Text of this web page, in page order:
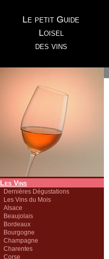
Le petit Guide
Loisel
des vins
Les Vins
Dernières Dégustations
Les Vins du Mois
Alsace
Beaujolais
Bordeaux
Bourgogne
Champagne
Charentes
Corse